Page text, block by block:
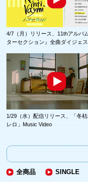
4/7（月）リリース、11thアルバ
ターセクション』全曲ダイジェ
1/29（水）配信リリース、「冬
レロ」Music Video
全商品 SINGLE